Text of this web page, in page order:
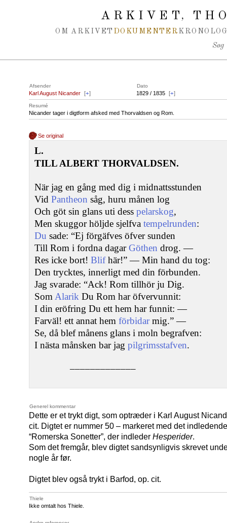
ARKIVET,
OM ARKIVET DOKUMENTER
Søg
Afsender Dato
Karl August Nicander [+] 1829 / 1835 [+]
Resumé
Nicander tager i digtform afsked med Thorvaldsen og Rom.
Se original
L.
TILL ALBERT THORVALDSEN.
När jag en gång med dig i midnattsstunden
Vid Pantheon såg, huru månen log
Och göt sin glans uti dess pelarskog,
Men skuggor höljde sjelfva tempelrunden:
Du sade: “Ej förgäfves öfver sunden
Till Rom i fordna dagarGöthen drog. —
Res icke bort! Blifhär!” — Min hand du tog:
Den trycktes, innerligt med din förbunden.
Jag svarade: “Ack! Rom tillhör ju Dig.
Som Alarik Du Rom har öfvervunnit:
I din eröfring Du ett hem har funnit: —
Farväl! ett annat hem förbidarmig.” —
Se, då blef månens glans i moln begrafven:
I nästa månsken bar jag pilgrimsstafven.
–––––––––––––
Generel kommentar
Dette er et trykt digt, som optræder i Karl August
cit. Digtet er nummer 50 – markeret med det
“Romerska Sonetter”, der indleder Hesperider.
Som det fremgår, blev digtet sandsynligvis skrevet
nogle år før.
Digtet blev også trykt i Barfod, op. cit.
Thiele
Ikke omtalt hos Thiele.